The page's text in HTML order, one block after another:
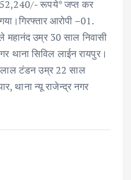
52,240/- रूपये* जप्त कर
आरोपी –01.
महानंद उम्र 30 साल निवासी
थाना सिविल लाईन रायपुर।
लाल टंडन उम्र 22 साल
थाना न्यू राजेन्द्र नगर